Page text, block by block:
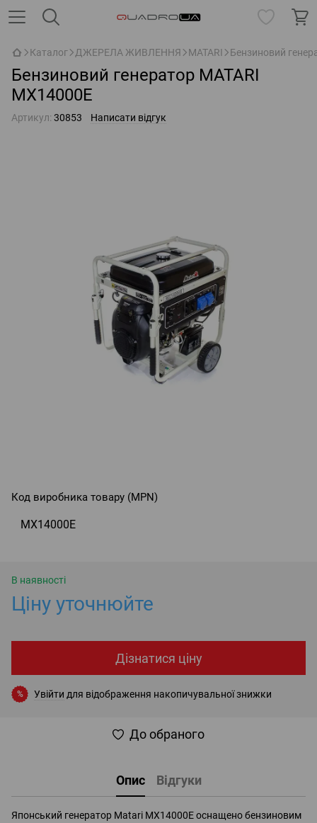
Каталог ДЖЕРЕЛА ЖИВЛЕННЯ MATARI Бензиновий
Бензиновий генератор MATARI
MX14000E
Артикул: 30853 Написати відгук
Код виробника товару (MPN)
MX14000E
В наявності
Ціну уточнюйте
Дізнатися ціну
% Увійти для відображення накопичувальної знижки
До обраного
Опис Відгуки
Японський генератор Matari MX14000E оснащено бензиновим